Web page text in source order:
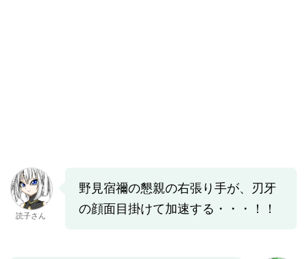
読子さん
野見宿禰の懇親の右張り手が、刃牙
の顔面目掛けて加速する・・・！！